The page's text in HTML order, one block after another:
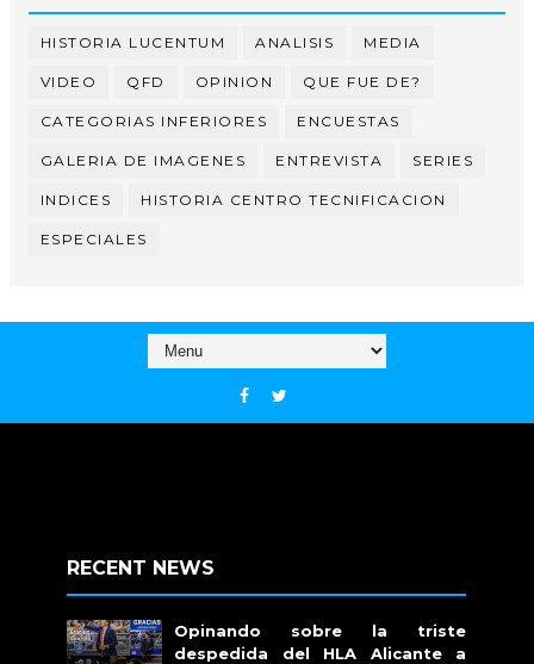
HISTORIA LUCENTUM ANALISIS MEDIA
VIDEO QFD OPINION QUE FUE DE?
CATEGORIAS INFERIORES ENCUESTAS
GALERIA DE IMAGENES ENTREVISTA SERIES
INDICES HISTORIA CENTRO TECNIFICACION
ESPECIALES
RECENT NEWS
Opinando sobre la triste
despedida del HLA Alicante a